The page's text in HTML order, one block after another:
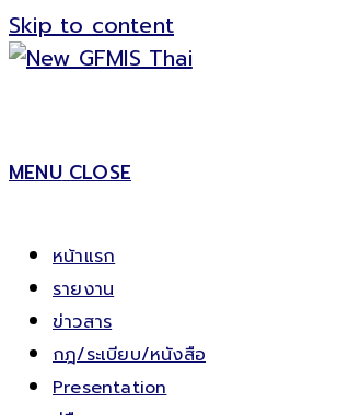
Skip to content
MENU CLOSE
หน้าแรก
รายงาน
ข่าวสาร
กฎ/ระเบียบ/หนังสือ
Presentation